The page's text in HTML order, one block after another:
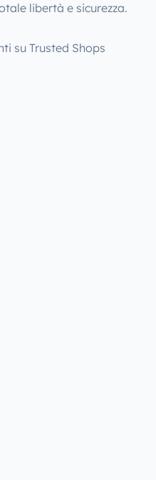
libertà e sicurezza.
su Trusted Shops